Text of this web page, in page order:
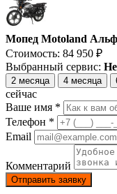
Мопед Motoland
Стоимость: 84 950 ₽
Выбранный сервис:
2 месяца 4 месяца
сейчас
Ваше имя *
Телефон *
Email
Комментарий
Отправить заявку